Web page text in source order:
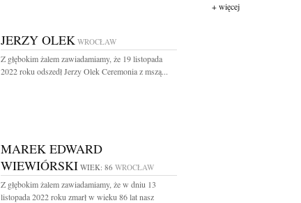
JERZY OLEK WROCŁAW
Z głębokim żalem zawiadamiamy, że 19 listopada
2022 roku odszedł Jerzy Olek Ceremonia z mszą...
MAREK EDWARD
WIEWIÓRSKI WIEK: 86 WROCŁAW
Z głębokim żalem zawiadamiamy, że w dniu 13
listopada 2022 roku zmarł w wieku 86 lat nasz
+ więcej